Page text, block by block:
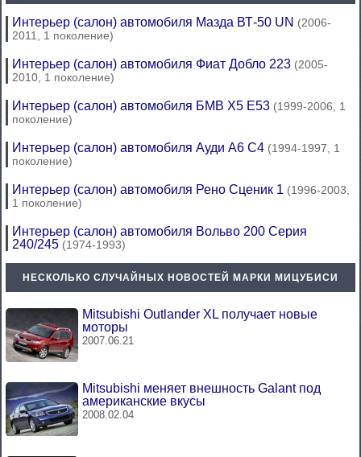
Интерьер (салон) автомобиля Мазда ВТ-50 UN (2006-
2011, 1 поколение)
Интерьер (салон) автомобиля Фиат Добло 223 (2005-
2010, 1 поколение)
Интерьер (салон) автомобиля БМВ Х5 Е53 (1999-2006, 1
поколение)
Интерьер (салон) автомобиля Ауди А6 С4 (1994-1997, 1
поколение)
Интерьер (салон) автомобиля Рено Сценик 1 (1996-2003,
1 поколение)
Интерьер (салон) автомобиля Вольво 200 Серия
240/245 (1974-1993)
НЕСКОЛЬКО СЛУЧАЙНЫХ НОВОСТЕЙ МАРКИ МИЦУБИСИ
Mitsubishi Outlander XL получает новые
моторы
2007.06.21
Mitsubishi меняет внешность Galant под
американские вкусы
2008.02.04